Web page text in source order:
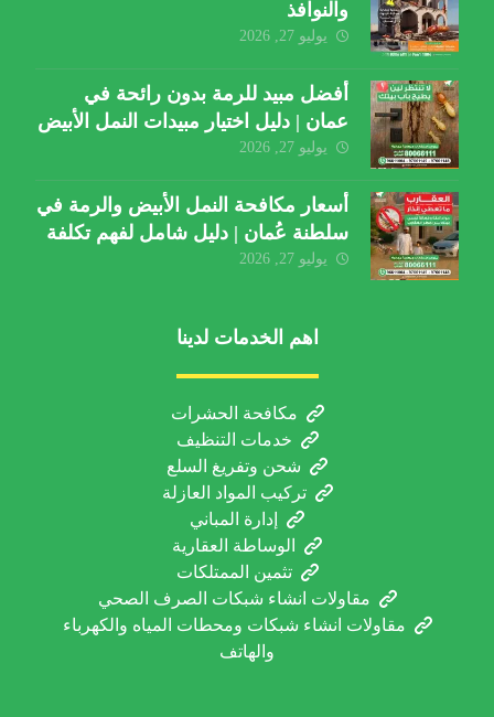
والنوافذ
يوليو 27, 2026
أفضل مبيد للرمة بدون رائحة في
عمان | دليل اختيار مبيدات النمل الأبيض
يوليو 27, 2026
أسعار مكافحة النمل الأبيض والرمة في
سلطنة عُمان | دليل شامل لفهم تكلفة
الخدمة والعوامل المؤثرة
يوليو 27, 2026
اهم الخدمات لدينا
مكافحة الحشرات
خدمات التنظيف
شحن وتفريغ السلع
تركيب المواد العازلة
إدارة المباني
الوساطة العقارية
تثمين الممتلكات
مقاولات انشاء شبكات الصرف الصحي
مقاولات انشاء شبكات ومحطات المياه والكهرباء
والهاتف